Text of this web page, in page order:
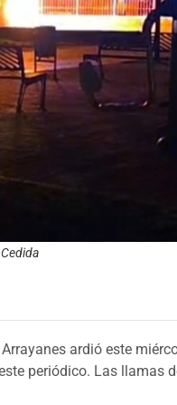
ardió este
periódico. Las llamas